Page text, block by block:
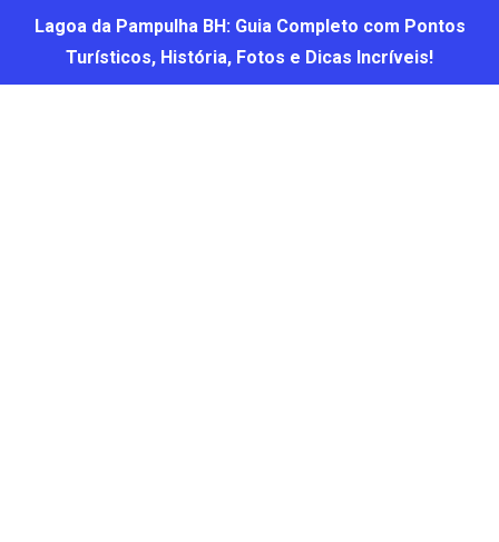
Lagoa da Pampulha BH: Guia Completo com Pontos
Turísticos, História, Fotos e Dicas Incríveis!